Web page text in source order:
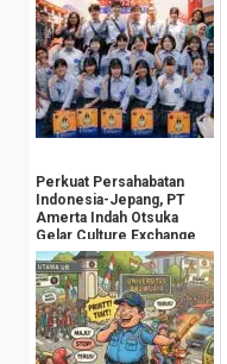
Perkuat Persahabatan
Indonesia-Jepang, PT
Amerta Indah Otsuka
Gelar Culture Exchange
Berbasis Ekonom...